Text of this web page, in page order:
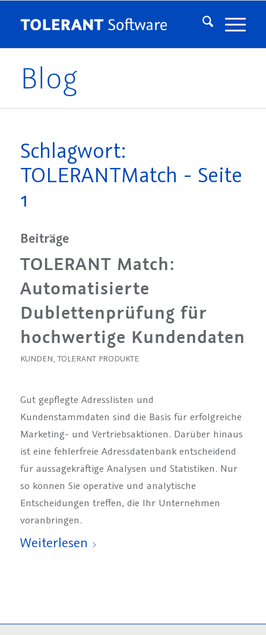
Blog
Schlagwort:
TOLERANTMatch - Seite
1
Beiträge
TOLERANT Match:
Automatisierte
Dublettenprüfung für
hochwertige Kundendaten
KUNDEN, TOLERANT PRODUKTE
Gut gepflegte Adresslisten und
Kundenstammdaten sind die Basis für erfolgreiche
Marketing- und Vertriebsaktionen. Darüber hinaus
ist eine fehlerfreie Adressdatenbank entscheidend
für aussagekräftige Analysen und Statistiken. Nur
so können Sie operative und analytische
Entscheidungen treffen, die Ihr Unternehmen
voranbringen.
Weiterlesen